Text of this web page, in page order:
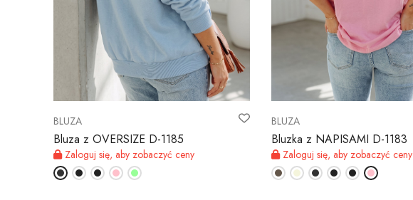
BLUZA
Bluza z OVERSIZE D-1185
Zaloguj się, aby zobaczyć ceny
BLUZA
Bluzka z NAPISAMI D-1183
Zaloguj się, aby zobaczyć ceny